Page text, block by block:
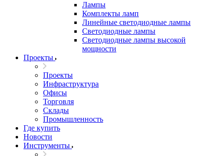
Лампы
Комплекты ламп
Линейные светодиодные лампы
Светодиодные лампы
Светодиодные лампы высокой
мощности
Проекты
Проекты
Инфраструктура
Офисы
Торговля
Склады
Промышленность
Где купить
Новости
Инструменты